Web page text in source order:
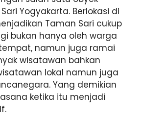
Yogyakarta. Berlokasi di
Taman Sari cukup
bukan hanya oleh warga
namun juga ramai
wisatawan bahkan
lokal namun juga
Yang demikian
ketika itu menjadi